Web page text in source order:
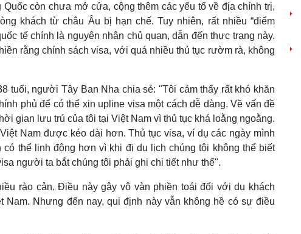
còn chưa mở cửa, cộng thêm các yếu tố về địa chính trị,
khách từ châu Âu bị hạn chế. Tuy nhiên, rất nhiều “điểm
tế chính là nguyên nhân chủ quan, dẫn đến thực trạng này.
rằng chính sách visa, với quá nhiều thủ tục rườm rà, không
tuổi, người Tây Ban Nha chia sẻ: "Tôi cảm thấy rất khó khăn
phủ để có thể xin upline visa một cách dễ dàng. Về vấn đề
gian lưu trú của tôi tại Việt Nam vì thủ tục khá loằng ngoằng.
Nam được kéo dài hơn. Thủ tục visa, ví dụ các ngày mình
thể linh động hơn vì khi đi du lịch chúng tôi không thể biết
người ta bắt chúng tôi phải ghi chi tiết như thế".
rào cản. Điều này gây vô vàn phiền toái đối với du khách
Nhưng đến nay, qui định này vẫn không hề có sự điều